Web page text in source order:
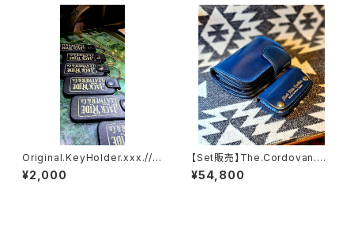
Original.KeyHolder.xxx.// J
ACK.RIDE
¥2,000
【Set販売】The.Cordovan.xx
x.NAVY.BLUE.Edition// JAC
K.RIDE.SSW
¥54,800